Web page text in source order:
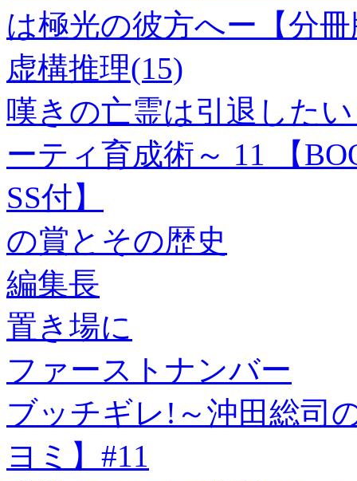
は極光の彼方へー【分冊
虚構推理(15)
嘆きの亡霊は引退した
ーティ育成術～ 11 【
SS付】
の賞とその歴史
編集長
置き場に
ファーストナンバー
ブッチギレ!～沖田総司
ヨミ】#11